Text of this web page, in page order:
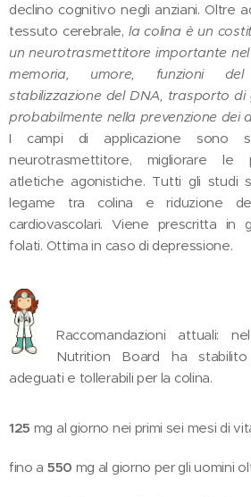
declino cognitivo negli anziani. Oltre
tessuto cerebrale, la colina è un
un neurotrasmettitore importante
memoria, umore, funzioni
stabilizzazione del DNA, trasporto di
probabilmente nella prevenzione dei
I campi di applicazione sono
neurotrasmettitore, migliorare le
atletiche agonistiche. Tutti gli studi
legame tra colina e riduzione
cardiovascolari. Viene prescritta in
folati. Ottima in caso di depressione.
Raccomandazioni attuali:
Nutrition Board ha
adeguati e tollerabili per la colina.
125 mg al giorno nei primi sei mesi di
fino a 550 mg al giorno per gli uomini